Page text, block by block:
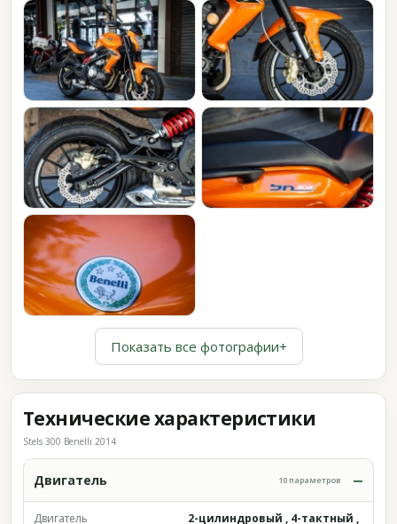
Показать все фотографии+
Технические характеристики
Stels 300 Benelli 2014
Двигатель 10 параметров
Двигатель
2-цилиндровый , 4-тактный ,